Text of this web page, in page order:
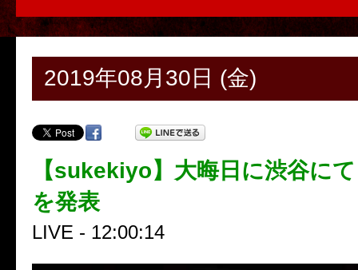
2019年08月30日 (金)
【sukekiyo】大晦日に渋谷に
を発表
LIVE - 12:00:14